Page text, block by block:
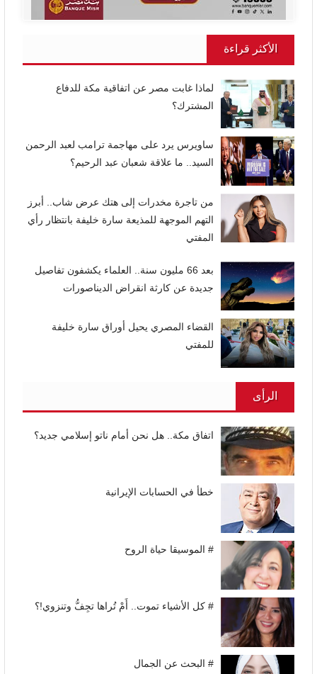
الأكثر قراءة
لماذا غابت مصر عن اتفاقية مكة للدفاع
المشترك؟
ساويرس يرد على مهاجمة ترامب لعبد الرحمن
السيد.. ما علاقة شعبان عبد الرحيم؟
من تاجرة مخدرات إلى هتك عرض شاب.. أبرز
التهم الموجهة للمذيعة سارة خليفة بانتظار رأي
المفتي
بعد 66 مليون سنة.. العلماء يكشفون تفاصيل
جديدة عن كارثة انقراض الديناصورات
القضاء المصري يحيل أوراق سارة خليفة
للمفتي
الرأى
اتفاق مكة.. هل نحن أمام ناتو إسلامي جديد؟
خطأ في الحسابات الإيرانية
# الموسيقا حياة الروح
# كل الأشياء تموت.. أَمْ تُراها تجِفُّ وتنزوي!؟
# البحث عن الجمال